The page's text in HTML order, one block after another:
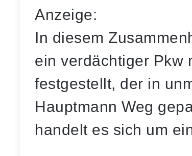
Anzeige:
In diesem
ein verdächtiger Pkw
festgestellt, der in
Hauptmann Weg
handelt es sich um